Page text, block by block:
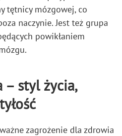
tętnicy mózgowej, co
naczynie. Jest też grupa
powikłaniem
– styl życia,
zagrożenie dla zdrowia